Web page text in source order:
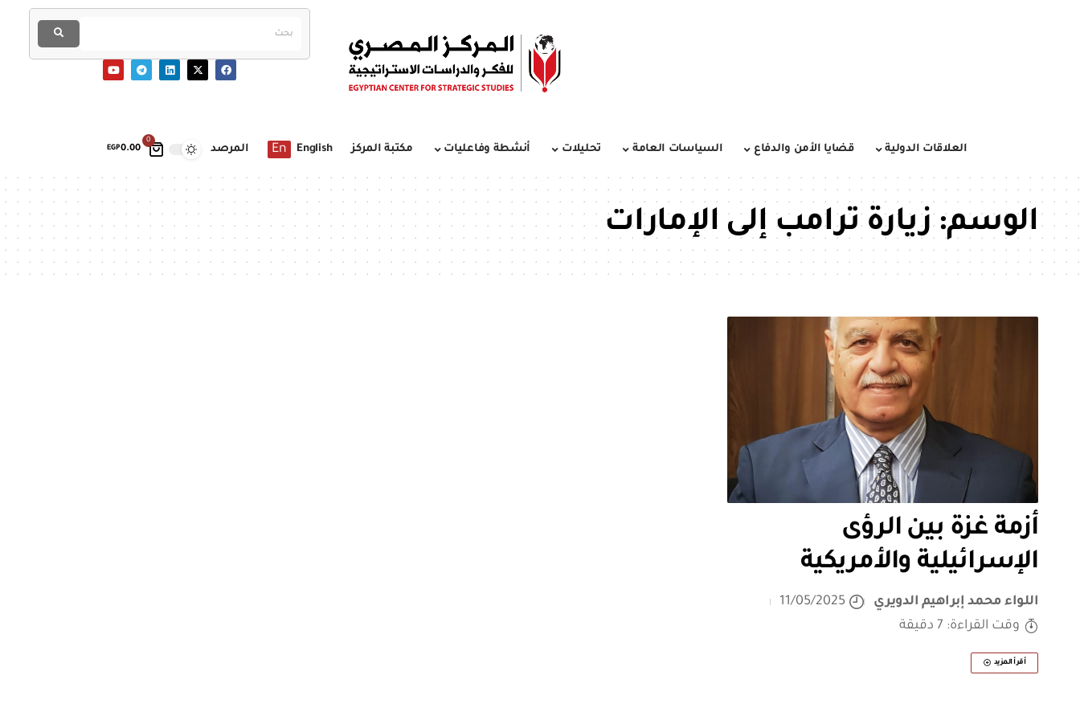
0
EGP0.00 العلاقات الدولية قضايا الأمن والدفاع السياسات العامة تحليلات أنشطة وفاعليات مكتبة المركز English
En المرصد
الوسم:زيارة ترامب إلى الإمارات
أزمة غزة بين الرؤى
الإسرائيلية والأمريكية
اللواء محمد إبراهيم الدويري
11/05/2025
وقت القراءة: 7 دقيقة
أقرأ المزيد